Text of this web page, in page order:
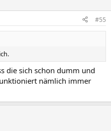
#55
die sich schon dumm und
nämlich immer